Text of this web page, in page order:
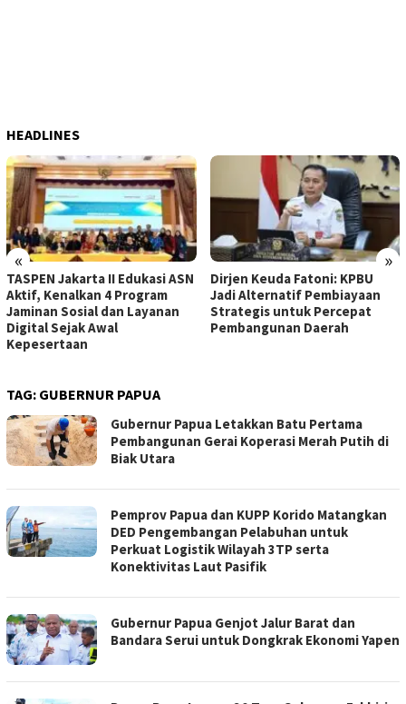
HEADLINES
« »
TASPEN Jakarta II Edukasi ASN
Aktif, Kenalkan 4 Program
Jaminan Sosial dan Layanan
Digital Sejak Awal
Kepesertaan
Dirjen Keuda Fatoni: KPBU
Jadi Alternatif Pembiayaan
Strategis untuk Percepat
Pembangunan Daerah
TAG: GUBERNUR PAPUA
Gubernur Papua Letakkan Batu Pertama
Pembangunan Gerai Koperasi Merah Putih di
Biak Utara
Pemprov Papua dan KUPP Korido Matangkan
DED Pengembangan Pelabuhan untuk
Perkuat Logistik Wilayah 3TP serta
Konektivitas Laut Pasifik
Gubernur Papua Genjot Jalur Barat dan
Bandara Serui untuk Dongkrak Ekonomi Yapen